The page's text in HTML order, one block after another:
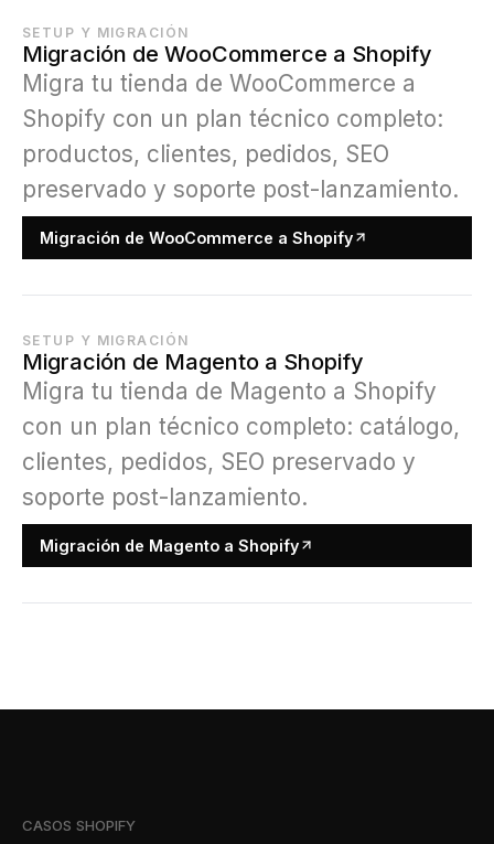
SETUP Y MIGRACIÓN
Migración de WooCommerce a Shopify
Migra tu tienda de WooCommerce a
Shopify con un plan técnico completo:
productos, clientes, pedidos, SEO
preservado y soporte post-lanzamiento.
Migración de WooCommerce a Shopify
SETUP Y MIGRACIÓN
Migración de Magento a Shopify
Migra tu tienda de Magento a Shopify
con un plan técnico completo: catálogo,
clientes, pedidos, SEO preservado y
soporte post-lanzamiento.
Migración de Magento a Shopify
CASOS SHOPIFY